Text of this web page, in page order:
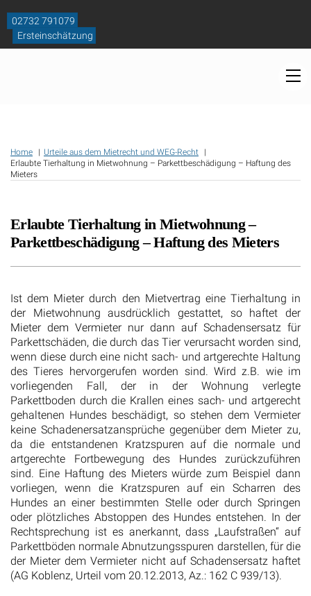
content
02732 791079
Ersteinschätzung
Home
Urteile aus dem Mietrecht und WEG-Recht
Erlaubte Tierhaltung in Mietwohnung – Parkettbeschädigung – Haftung des
Mieters
Erlaubte Tierhaltung in Mietwohnung –
Parkettbeschädigung – Haftung des Mieters
Ist dem Mieter durch den Mietvertrag eine Tierhaltung in
der Mietwohnung ausdrücklich gestattet, so haftet der
Mieter dem Vermieter nur dann auf Schadensersatz für
Parkettschäden, die durch das Tier verursacht worden sind,
wenn diese durch eine nicht sach- und artgerechte Haltung
des Tieres hervorgerufen worden sind. Wird z.B. wie im
vorliegenden Fall, der in der Wohnung verlegte
Parkettboden durch die Krallen eines sach- und artgerecht
gehaltenen Hundes beschädigt, so stehen dem Vermieter
keine Schadenersatzansprüche gegenüber dem Mieter zu,
da die entstandenen Kratzspuren auf die normale und
artgerechte Fortbewegung des Hundes zurückzuführen
sind. Eine Haftung des Mieters würde zum Beispiel dann
vorliegen, wenn die Kratzspuren auf ein Scharren des
Hundes an einer bestimmten Stelle oder durch Springen
oder plötzliches Abstoppen des Hundes entstehen. In der
Rechtsprechung ist es anerkannt, dass „Laufstraßen“ auf
Parkettböden normale Abnutzungsspuren darstellen, für die
der Mieter dem Vermieter nicht auf Schadensersatz haftet
(AG Koblenz, Urteil vom 20.12.2013, Az.: 162 C 939/13).